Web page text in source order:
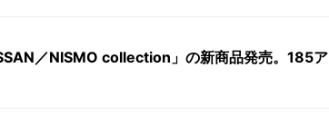
／NISMO collection」の新商品発売。185ア